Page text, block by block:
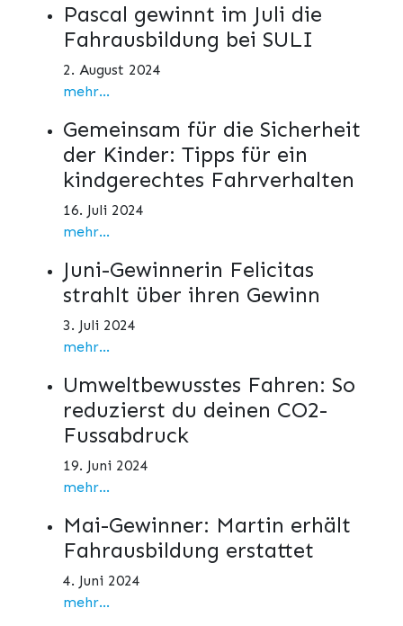
Pascal gewinnt im Juli die
Fahrausbildung bei SULI
2. August 2024
mehr...
Gemeinsam für die Sicherheit
der Kinder: Tipps für ein
kindgerechtes Fahrverhalten
16. Juli 2024
mehr...
Juni-Gewinnerin Felicitas
strahlt über ihren Gewinn
3. Juli 2024
mehr...
Umweltbewusstes Fahren: So
reduzierst du deinen CO2-
Fussabdruck
19. Juni 2024
mehr...
Mai-Gewinner: Martin erhält
Fahrausbildung erstattet
4. Juni 2024
mehr...